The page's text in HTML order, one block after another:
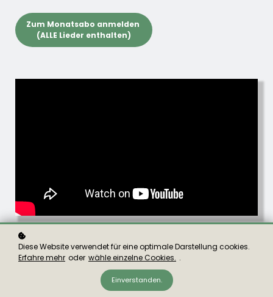
Zum Monatsabo anmelden
(ALLE Lieder enthalten)
Diese Website verwendet für eine optimale Darstellung cookies.
Erfahre mehr oder wähle einzelne Cookies. .
Einverstanden.